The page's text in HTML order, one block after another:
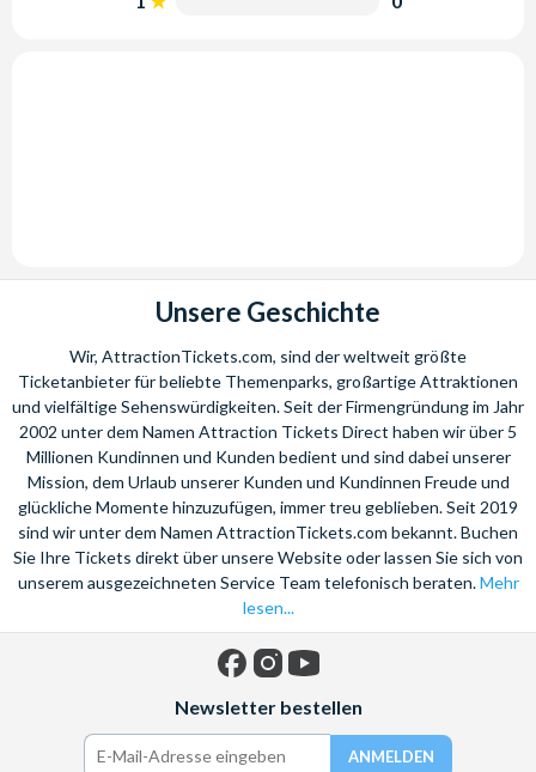
Unsere Geschichte
Wir, AttractionTickets.com, sind der weltweit größte
Ticketanbieter für beliebte Themenparks, großartige Attraktionen
und vielfältige Sehenswürdigkeiten. Seit der Firmengründung im Jahr
2002 unter dem Namen Attraction Tickets Direct haben wir über 5
Millionen Kundinnen und Kunden bedient und sind dabei unserer
Mission, dem Urlaub unserer Kunden und Kundinnen Freude und
glückliche Momente hinzuzufügen, immer treu geblieben. Seit 2019
sind wir unter dem Namen AttractionTickets.com bekannt. Buchen
Sie Ihre Tickets direkt über unsere Website oder lassen Sie sich von
unserem ausgezeichneten Service Team telefonisch beraten.Mehr
lesen...
Newsletter bestellen